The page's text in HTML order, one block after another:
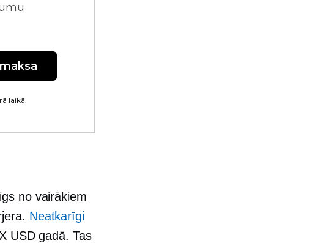
laikā.
no vairākiem
Neatkarīgi
USD gadā. Tas